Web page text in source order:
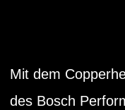
Mit dem
des Bosch